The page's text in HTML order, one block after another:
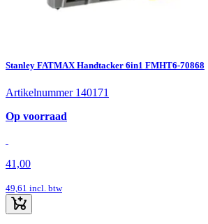
Stanley FATMAX Handtacker 6in1 FMHT6-70868
Artikelnummer 140171
Op voorraad
41,00
49,61 incl. btw